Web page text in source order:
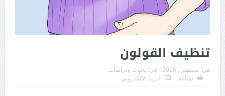
تنظيف القولون
فى: سبتمبر , 2016 فى: بحوث ودراسات
طباعة
البريد الالكترونى